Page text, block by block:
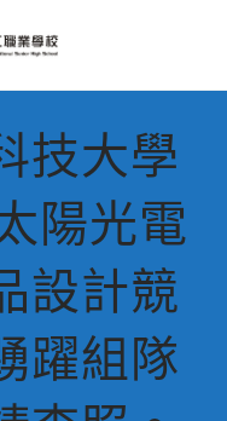
技大學
陽光電
設計競
躍組隊